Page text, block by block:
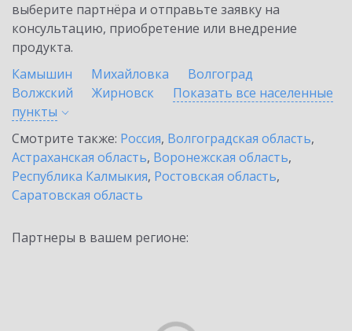
выберите партнёра и отправьте заявку на
консультацию, приобретение или внедрение
продукта.
Камышин
Михайловка
Волгоград
Волжский
Жирновск
Показать все населенные
пункты
Смотрите также: Россия, Волгоградская область,
Астраханская область, Воронежская область,
Республика Калмыкия, Ростовская область,
Саратовская область
Партнеры в вашем регионе: